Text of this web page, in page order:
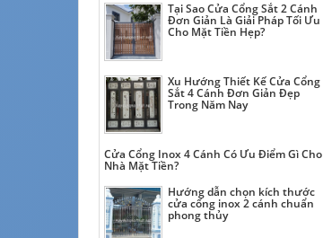
Tại Sao Cửa Cổng Sắt 2 Cánh
Đơn Giản Là Giải Pháp Tối Ưu
Cho Mặt Tiền Hẹp?
Xu Hướng Thiết Kế Cửa Cổng
Sắt 4 Cánh Đơn Giản Đẹp
Trong Năm Nay
Cửa Cổng Inox 4 Cánh Có Ưu Điểm Gì Cho
Nhà Mặt Tiền?
Hướng dẫn chọn kích thước
cửa cổng inox 2 cánh chuẩn
phong thủy